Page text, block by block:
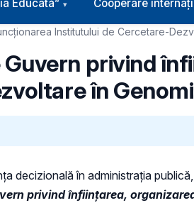
Educată” Cooperare
Institutului de Cercetare-
privind
în
decizională în administraţia
privind înființarea,